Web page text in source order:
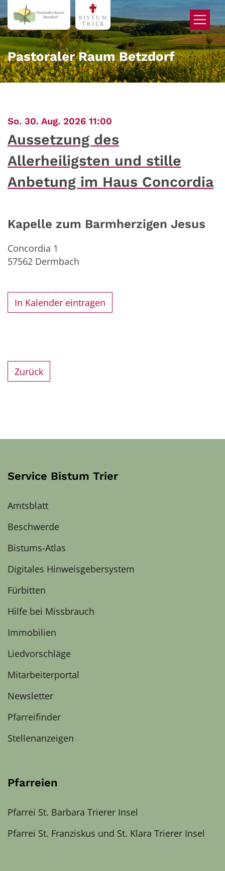
Zum Inhalt springen
Pastoraler Raum Betzdorf
So. 30. Aug. 2026 11:00
Aussetzung des
Allerheiligsten und stille
Anbetung im Haus Concordia
Kapelle zum Barmherzigen Jesus
Concordia 1
57562 Dermbach
In Kalender eintragen
Zurück
Service Bistum Trier
Amtsblatt
Beschwerde
Bistums-Atlas
Digitales Hinweisgebersystem
Fürbitten
Hilfe bei Missbrauch
Immobilien
Liedvorschläge
Mitarbeiterportal
Newsletter
Pfarreifinder
Stellenanzeigen
Pfarreien
Pfarrei St. Barbara Trierer Insel
Pfarrei St. Franziskus und St. Klara Trierer Insel